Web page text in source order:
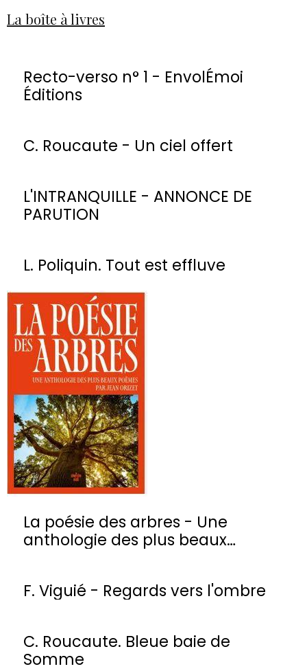
La boîte à livres
Recto-verso n° 1 - EnvolÉmoi
Éditions
C. Roucaute - Un ciel offert
L'INTRANQUILLE - ANNONCE DE
PARUTION
L. Poliquin. Tout est effluve
La poésie des arbres - Une
anthologie des plus beaux
F. Viguié - Regards vers l'ombre
C. Roucaute. Bleue baie de
Somme